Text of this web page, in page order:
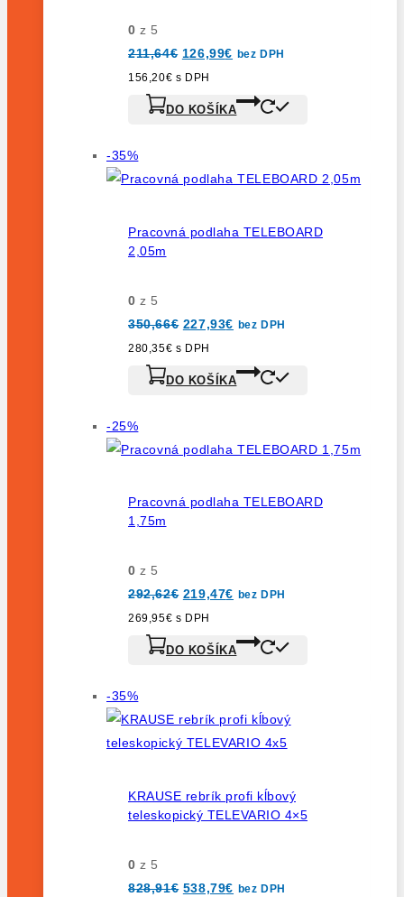
0 z 5
211,64€ Pôvodná
cena
bola:
126,99€ Aktuálna
cena
bez DPH
156,20€ s DPH
DO KOŠÍKA
-35%Výrobok
na
Pracovná podlaha TELEBOARD
2,05m
0 z 5
350,66€ Pôvodná
cena
bola:
227,93€ Aktuálna
cena
bez DPH
280,35€ s DPH
DO KOŠÍKA
-25%Výrobok
na
Pracovná podlaha TELEBOARD
1,75m
0 z 5
292,62€ Pôvodná
cena
bola:
219,47€ Aktuálna
cena
bez DPH
269,95€ s DPH
DO KOŠÍKA
-35%Výrobok
na
predaj
KRAUSE rebrík profi kĺbový
teleskopický TELEVARIO 4×5
0 z 5
828,91€ Pôvodná
538,79€ Aktuálna
bez DPH